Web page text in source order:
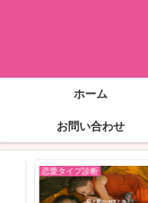
ホーム
お問い合わせ
恋愛タイプ診断